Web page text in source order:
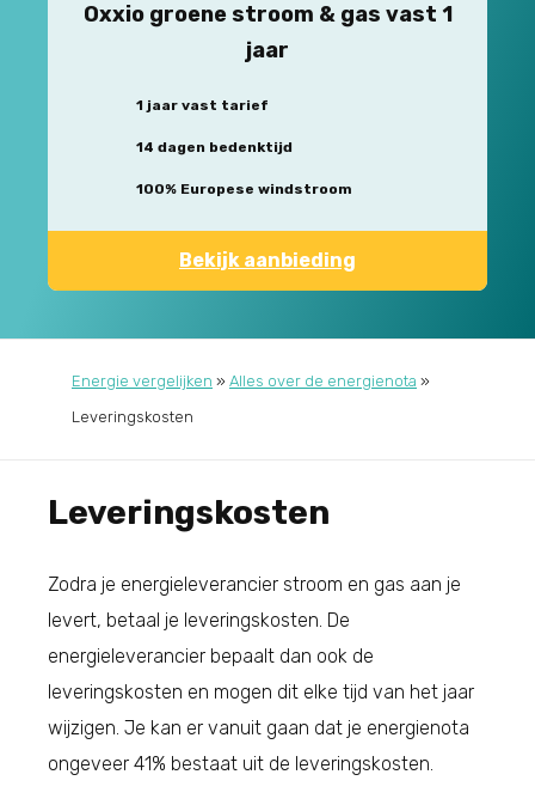
Oxxio groene stroom & gas vast 1
jaar
1 jaar vast tarief
14 dagen bedenktijd
100% Europese windstroom
Bekijk aanbieding
Energie vergelijken » Alles over de energienota »
Leveringskosten
Leveringskosten
Zodra je energieleverancier stroom en gas aan je
levert, betaal je leveringskosten. De
energieleverancier bepaalt dan ook de
leveringskosten en mogen dit elke tijd van het jaar
wijzigen. Je kan er vanuit gaan dat je energienota
ongeveer 41% bestaat uit de leveringskosten.